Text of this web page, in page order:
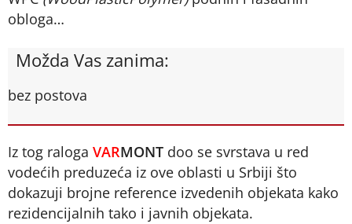
obloga…
Možda Vas zanima:
bez postova
Iz tog raloga VARMONT doo se svrstava u red
vodećih preduzeća iz ove oblasti u Srbiji što
dokazuji brojne reference izvedenih objekata kako
rezidencijalnih tako i javnih objekata.